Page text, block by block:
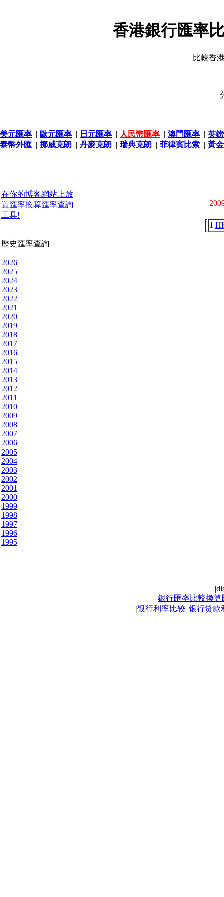
香港銀行匯率
比較香
美元匯率 | 歐元匯率 | 日元匯率 | 人民幣匯率 | 澳門匯率 | 英
泰幣外匯 | 挪威克朗 | 丹麥克朗 | 瑞典克朗 | 菲律賓比索 | 黃
在你的博客網站上放
置匯率換算匯率查詢
工具!
歷史匯率查詢
2026
2025
2024
2023
2022
2021
2020
2019
2018
2017
2016
2015
2014
2013
2012
2011
2010
2009
2008
2007
2006
2005
2004
2003
2002
2001
2000
1999
1998
1997
1996
1995
1
|
銀行匯率比較換算
|银行利率比较 |银行贷款